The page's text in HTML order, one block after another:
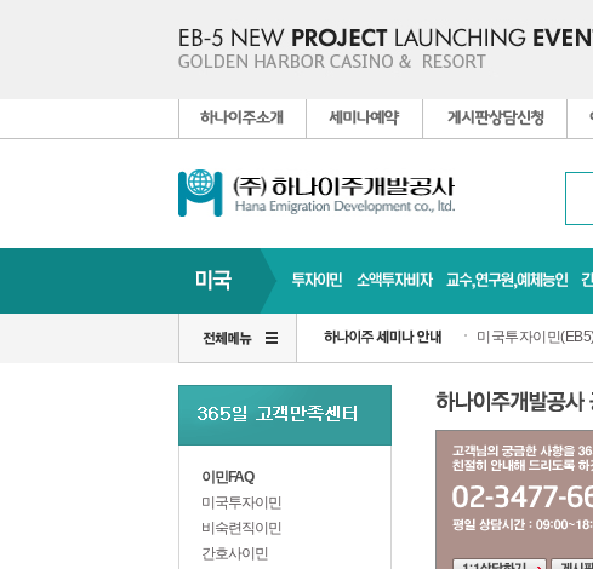
미국투자이민
이민FAQ
미국투자이민
비숙련직이민
간호사이민